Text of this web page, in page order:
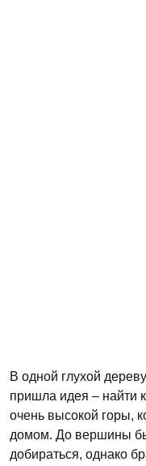
В одной глухой
пришла идея – найти
очень высокой горы,
домом. До вершины
добираться, однако